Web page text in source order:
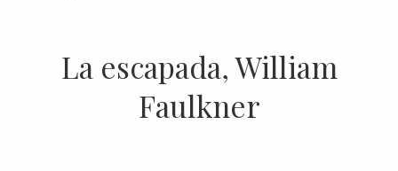
La escapada, William
Faulkner